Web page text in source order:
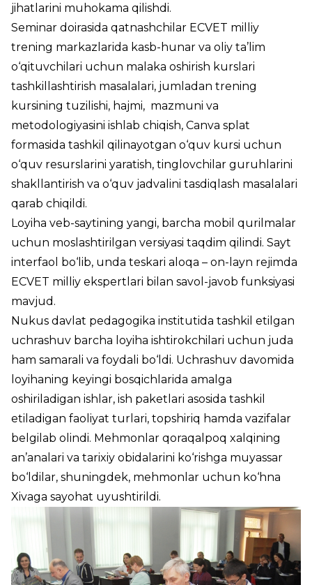
jihatlarini muhokama qilishdi.
Seminar doirasida qatnashchilar ECVET milliy
trening markazlarida kasb-hunar va oliy ta’lim
o‘qituvchilari uchun malaka oshirish kurslari
tashkillashtirish masalalari, jumladan trening
kursining tuzilishi, hajmi, mazmuni va
metodologiyasini ishlab chiqish, Canva splat
formasida tashkil qilinayotgan o‘quv kursi uchun
o‘quv resurslarini yaratish, tinglovchilar guruhlarini
shakllantirish va o‘quv jadvalini tasdiqlash masalalari
qarab chiqildi.
Loyiha veb-saytining yangi, barcha mobil qurilmalar
uchun moslashtirilgan versiyasi taqdim qilindi. Sayt
interfaol bo‘lib, unda teskari aloqa – on-layn rejimda
ECVET milliy ekspertlari bilan savol-javob funksiyasi
mavjud.
Nukus davlat pedagogika institutida tashkil etilgan
uchrashuv barcha loyiha ishtirokchilari uchun juda
ham samarali va foydali bo‘ldi. Uchrashuv davomida
loyihaning keyingi bosqichlarida amalga
oshiriladigan ishlar, ish paketlari asosida tashkil
etiladigan faoliyat turlari, topshiriq hamda vazifalar
belgilab olindi. Mehmonlar qoraqalpoq xalqining
an’analari va tarixiy obidalarini ko‘rishga muyassar
bo‘ldilar, shuningdek, mehmonlar uchun ko‘hna
Xivaga sayohat uyushtirildi.